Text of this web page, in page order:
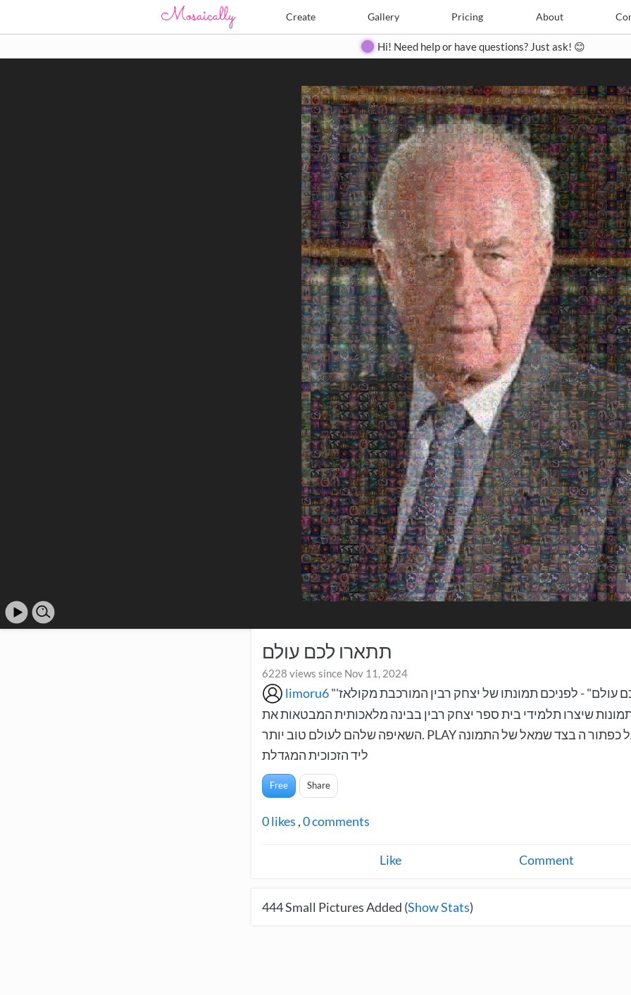
Create Gallery Pricing About
Create Pricing Contact
Hi! Need help or have questions? Just ask! 😊
תתארו לכם עולם
6228 views since Nov 11, 2024
limoru6"תתארו לכם עולם" - לפניכם תמונתו של יצחק רבין המורכבת מקולאז'
שיצרו תלמידי בית ספר יצחק רבין בבינה מלאכותית המבטאות את
השאיפה שלהם לעולם טוב יותר. PLAY לחצו על כפתור ה בצד שמאל של התמונה
ליד הזכוכית המגדלת
Free Share
0likes ,0comments
Like Comment
444Small Pictures Added (Show Stats)
Search Search
Close
◀ ▶